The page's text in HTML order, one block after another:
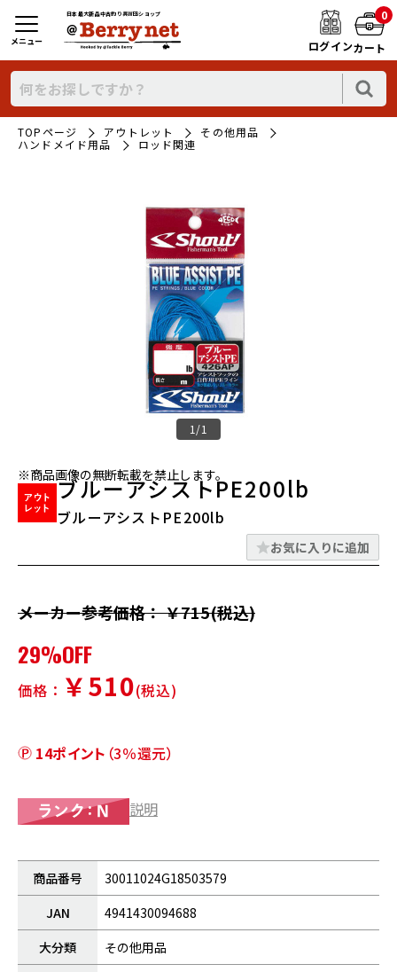
日本最大新品中古釣り具WEBショップ
ログイン
0
カート
メニュー
TOPページ アウトレット
その他用品
ハンドメイド用品
ロッド関連
1/1
※商品画像の無断転載を禁止します。
ブルーアシストPE200lb
ブルーアシストPE200lb
お気に入りに追加
メーカー参考価格： ￥715(税込)
29%OFF
価格： ￥510(税込)
14ポイント （3％還元）
説明
商品番号
30011024G18503579
JAN
4941430094688
大分類
その他用品